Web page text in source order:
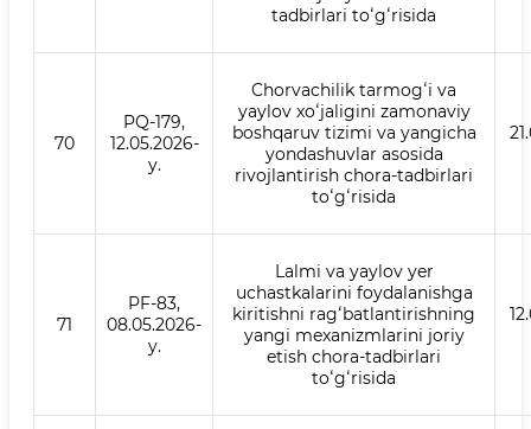
tadbirlari toʻgʻrisida
70
PQ-179,
12.05.2026-
y.
Chorvachilik tarmogʻi va
yaylov xoʻjaligini zamonaviy
boshqaruv tizimi va yangicha
yondashuvlar asosida
rivojlantirish chora-tadbirlari
toʻgʻrisida
71
PF-83,
08.05.2026-
y.
Lalmi va yaylov yer
uchastkalarini foydalanishga
kiritishni ragʻbatlantirishning
yangi mexanizmlarini joriy
etish chora-tadbirlari
toʻgʻrisida